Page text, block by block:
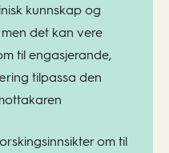
kunnskap og
men det kan vere
til engasjerande,
tilpassa den
om til